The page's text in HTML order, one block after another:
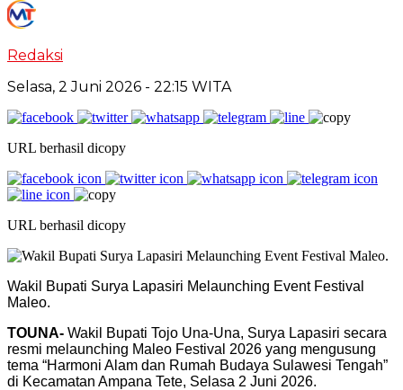
Redaksi
Selasa, 2 Juni 2026 - 22:15 WITA
URL berhasil dicopy
URL berhasil dicopy
Wakil Bupati Surya Lapasiri Melaunching Event Festival
Maleo.
TOUNA- Wakil Bupati Tojo Una-Una, Surya Lapasiri secara
resmi melaunching Maleo Festival 2026 yang mengusung
tema “Harmoni Alam dan Rumah Budaya Sulawesi Tengah”
di Kecamatan Ampana Tete, Selasa 2 Juni 2026.